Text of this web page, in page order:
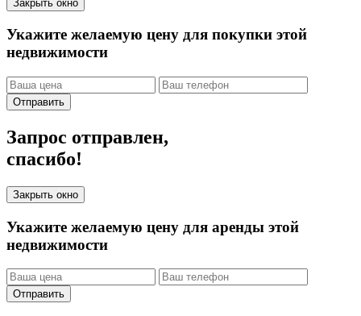
Закрыть окно
Укажите желаемую цену для покупки этой
недвижимости
Отправить
Запрос отправлен,
спасибо!
Закрыть окно
Укажите желаемую цену для аренды этой
недвижимости
Отправить